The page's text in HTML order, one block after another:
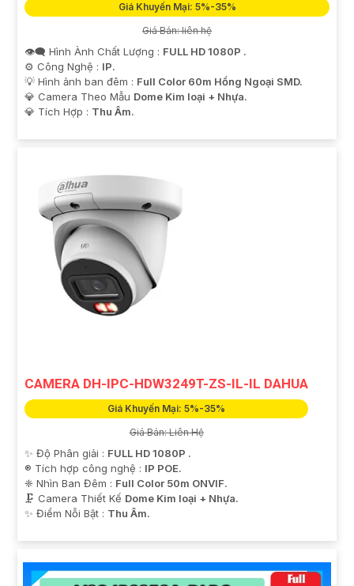
Giá Khuyến Mại: 5%-35%
Giá Bán: liên hệ
👁️‍🗨 Hình Ành Chất Lượng : FULL HD 1080P .
⚙ Công Nghệ : IP.
💡 Hình ảnh ban đêm : Full Color 60m Hồng Ngoại SMD.
💎 Camera Theo Mẫu Dome Kim loại + Nhựa.
️💎 Tích Hợp : Thu Âm.
CAMERA DH-IPC-HDW3249T-ZS-IL-IL DAHUA
Giá Khuyến Mại: 5%-35%
Giá Bán: Liên Hệ
✨ Độ Phân giải : FULL HD 1080P .
®️ Tích hợp công nghệ : IP POE.
❈ Nhìn Ban Đêm : Full Color 50m ONVIF.
🗜️ Camera Thiết Kế Dome Kim loại + Nhựa.
️✨ Điểm Nỗi Bật : Thu Âm.